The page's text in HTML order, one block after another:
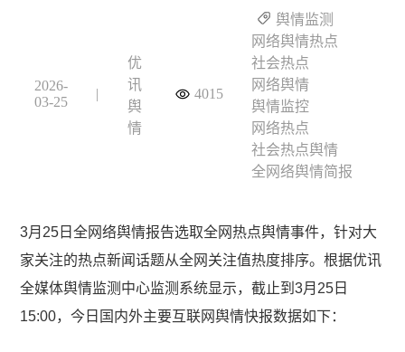
2026-
03-25
|
优
讯
舆
情
4015
舆情监测
网络舆情热点
社会热点
网络舆情
舆情监控
网络热点
社会热点舆情
全网络舆情简报
3月25日全网络舆情报告选取全网热点舆情事件，针对大
家关注的热点新闻话题从全网关注值热度排序。根据优讯
全媒体舆情监测中心监测系统显示，截止到3月25日
15:00，今日国内外主要互联网舆情快报数据如下：